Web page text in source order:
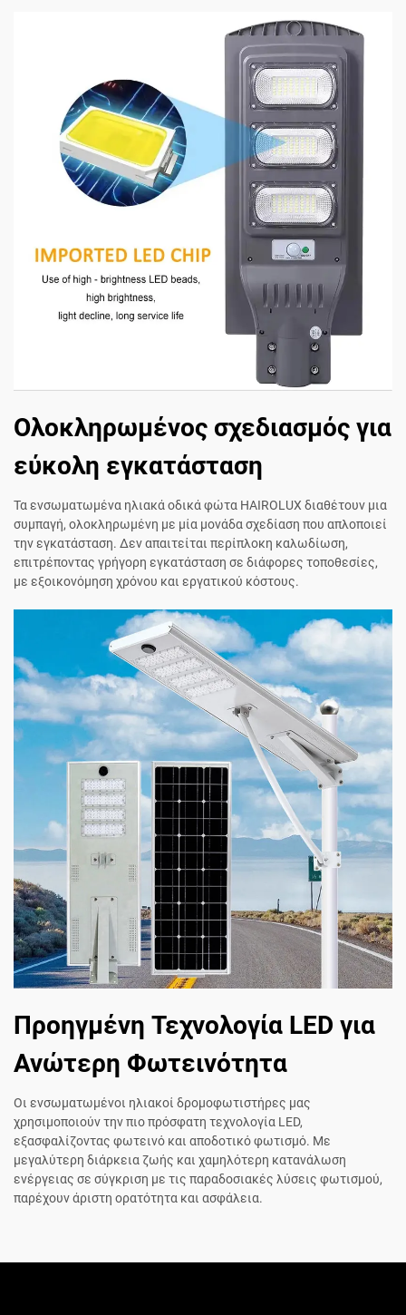
Ολοκληρωμένος σχεδιασμός για
εύκολη εγκατάσταση
Τα ενσωματωμένα ηλιακά οδικά φώτα HAIROLUX διαθέτουν μια
συμπαγή, ολοκληρωμένη με μία μονάδα σχεδίαση που απλοποιεί
την εγκατάσταση. Δεν απαιτείται περίπλοκη καλωδίωση,
επιτρέποντας γρήγορη εγκατάσταση σε διάφορες τοποθεσίες,
με εξοικονόμηση χρόνου και εργατικού κόστους.
Προηγμένη Τεχνολογία LED για
Ανώτερη Φωτεινότητα
Οι ενσωματωμένοι ηλιακοί δρομοφωτιστήρες μας
χρησιμοποιούν την πιο πρόσφατη τεχνολογία LED,
εξασφαλίζοντας φωτεινό και αποδοτικό φωτισμό. Με
μεγαλύτερη διάρκεια ζωής και χαμηλότερη κατανάλωση
ενέργειας σε σύγκριση με τις παραδοσιακές λύσεις φωτισμού,
παρέχουν άριστη ορατότητα και ασφάλεια.